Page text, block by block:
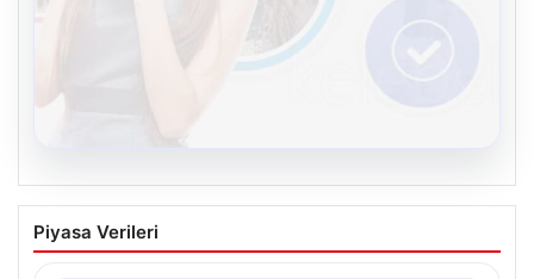
Kelebek chat adresi İle Çevrim içi
İletişimin Sertifikalı Adresi Ve
Piyasa Verileri